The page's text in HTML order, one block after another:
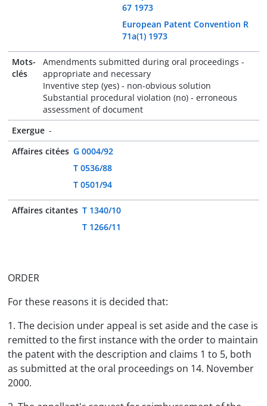
67 1973
European Patent Convention R
71a(1) 1973
Mots-
clés
Amendments submitted during oral proceedings -
appropriate and necessary
Inventive step (yes) - non-obvious solution
Substantial procedural violation (no) - erroneous
assessment of document
Exergue -
Affaires citées G 0004/92
T 0536/88
T 0501/94
Affaires citantes T 1340/10
T 1266/11
ORDER
For these reasons it is decided that:
1. The decision under appeal is set aside and the case is
remitted to the first instance with the order to maintain
the patent with the description and claims 1 to 5, both
as submitted at the oral proceedings on 14. November
2000.